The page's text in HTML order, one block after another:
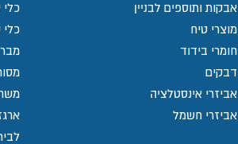
אבקות ותוספים לבניין
מוצרי טיח
חומרי בידוד
דבקים
אביזרי אינסטלציה
אביזרי חשמל
כלי